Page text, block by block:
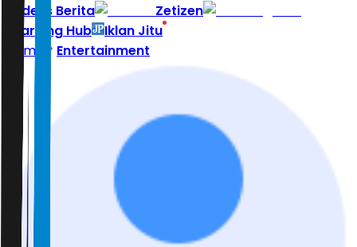
Indeks Berita
Zetizen
Learning Hub
Iklan Jitu
Home
Entertainment